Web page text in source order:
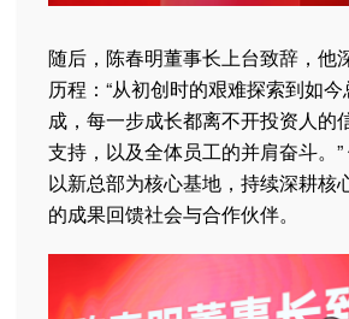
随后，陈春明董事长上台致辞，他
历程：“从初创时的艰难探索到如
成，每一步成长都离不开投资人的
支持，以及全体员工的并肩奋斗。
以新总部为核心基地，持续深耕核
的成果回馈社会与合作伙伴。